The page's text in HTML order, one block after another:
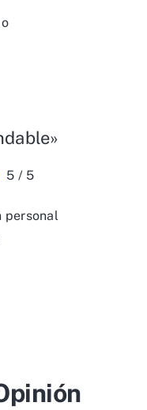
5 / 5
personal